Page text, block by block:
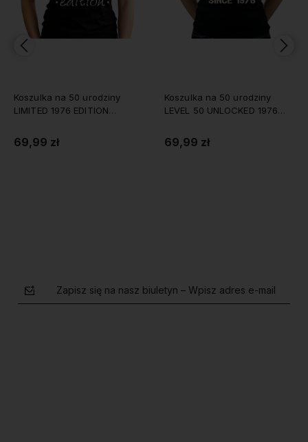
Koszulka na 50 urodziny
LEVEL 50 UNLOCKED 1976
69,99 zł
Koszulka na 50 urodziny
Classic Original 1976
69,99 zł
Zapisz się na nasz biuletyn – Wpisz adres e-mail